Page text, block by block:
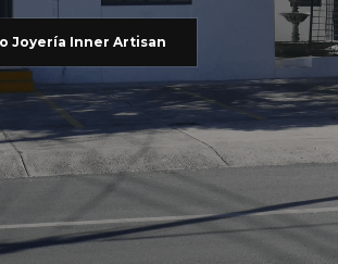
Joyería Inner Artisan